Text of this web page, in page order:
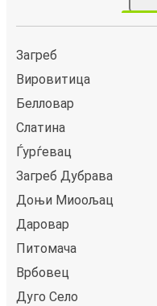
Загреб
Вировитица
Белловар
Слатина
Ѓурѓевац
Загреб Дубрава
Доњи Миоољац
Даровар
Питомача
Врбовец
Дуго Село